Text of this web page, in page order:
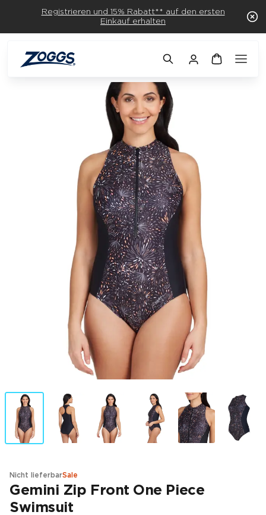
Registrieren und 15% Rabatt** auf den ersten
Einkauf erhalten
Nicht lieferbarSale
Gemini Zip Front One Piece
Swimsuit